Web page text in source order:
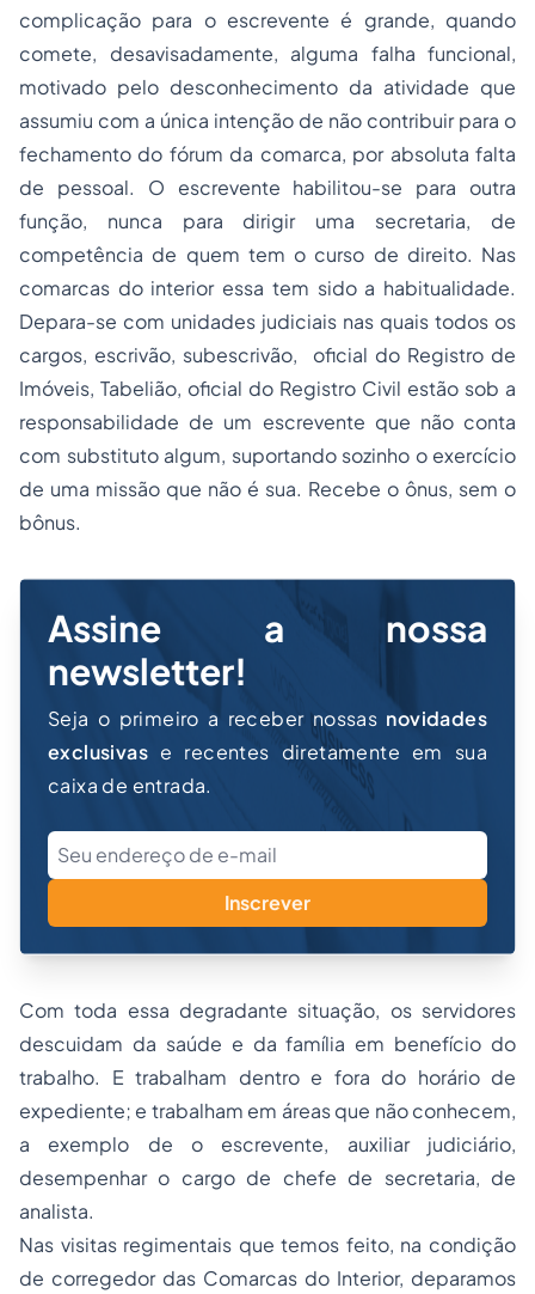
complicação para o escrevente é grande, quando
comete, desavisadamente, alguma falha funcional,
motivado pelo desconhecimento da atividade que
assumiu com a única intenção de não contribuir para o
fechamento do fórum da comarca, por absoluta falta
de pessoal. O escrevente habilitou-se para outra
função, nunca para dirigir uma secretaria, de
competência de quem tem o curso de direito. Nas
comarcas do interior essa tem sido a habitualidade.
Depara-se com unidades judiciais nas quais todos os
cargos, escrivão, subescrivão, oficial do Registro de
Imóveis, Tabelião, oficial do Registro Civil estão sob a
responsabilidade de um escrevente que não conta
com substituto algum, suportando sozinho o exercício
de uma missão que não é sua. Recebe o ônus, sem o
bônus.
Assine a nossa
newsletter!
Seja o primeiro a receber nossas novidades
exclusivas e recentes diretamente em sua
caixa de entrada.
Inscrever
Com toda essa degradante situação, os servidores
descuidam da saúde e da família em benefício do
trabalho. E trabalham dentro e fora do horário de
expediente; e trabalham em áreas que não conhecem,
a exemplo de o escrevente, auxiliar judiciário,
desempenhar o cargo de chefe de secretaria, de
analista.
Nas visitas regimentais que temos feito, na condição
de corregedor das Comarcas do Interior, deparamos